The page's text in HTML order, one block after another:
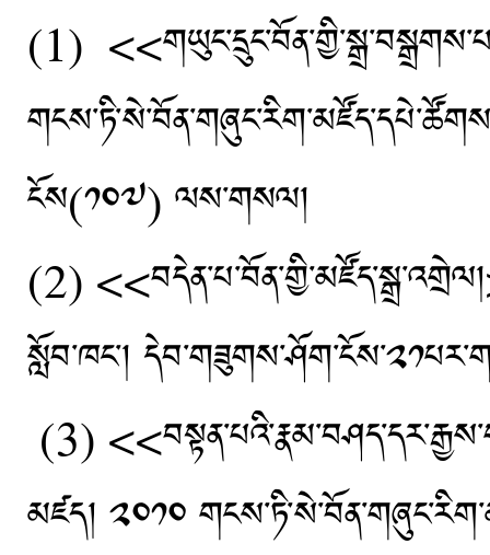
(1)
ངོས(༡༠༧) ལས་གསལ།
(2)
སློབ་ཁང་།
(3)
མཛད། ༢༠༡༠